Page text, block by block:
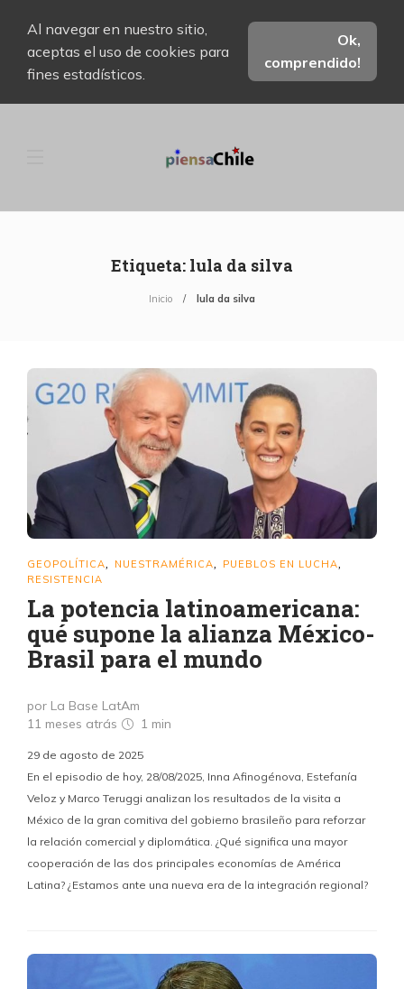
Al navegar en nuestro sitio,
aceptas el uso de cookies para
fines estadísticos.
Ok,
comprendido!
Etiqueta: lula da silva
Inicio lula da silva
GEOPOLÍTICA NUESTRAMÉRICA PUEBLOS EN LUCHA
RESISTENCIA
La potencia latinoamericana:
qué supone la alianza México-
Brasil para el mundo
por La Base LatAm
11 meses atrás
1 min
29 de agosto de 2025
En el episodio de hoy, 28/08/2025, Inna Afinogénova, Estefanía
Veloz y Marco Teruggi analizan los resultados de la visita a
México de la gran comitiva del gobierno brasileño para reforzar
la relación comercial y diplomática. ¿Qué significa una mayor
cooperación de las dos principales economías de América
Latina? ¿Estamos ante una nueva era de la integración regional?